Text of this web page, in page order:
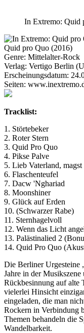
In Extremo: Quid
Quid pro Quo (2016)
Genre: Mittelalter-Rock
Verlag: Vertigo Berlin
Erscheinungsdatum:
Seiten:
Tracklist:
1. Störtebeker
2. Roter Stern
3. Quid Pro Quo
4. Pikse Palve
5. Lieb Vaterland, magst
6. Flaschenteufel
7. Dacw 'Nghariad
8. Moonshiner
9. Glück auf Erden
10. (Schwarzer Rabe)
11. Sternhagelvoll
12. Wenn das Licht
13. Palästinalied 2
14. Quid Pro Quo
Die Berliner Urgesteine
Jahre in der
Rückbesinnung auf alte
vielerlei Hinsicht
eingeladen, die man
Rockern in Verbindung
Themen behandeln die
Wandelbarkeit.